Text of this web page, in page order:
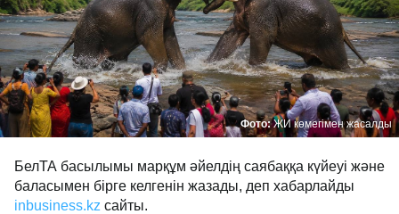
Фото:ЖИ көмегімен жасалды
БелТА басылымы марқұм әйелдің саябаққа күйеуі және
баласымен бірге келгенін жазады, деп хабарлайды
inbusiness.kz сайты.